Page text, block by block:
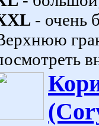
- очень